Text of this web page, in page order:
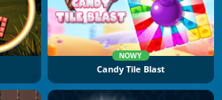
NOWY
Candy Tile Blast